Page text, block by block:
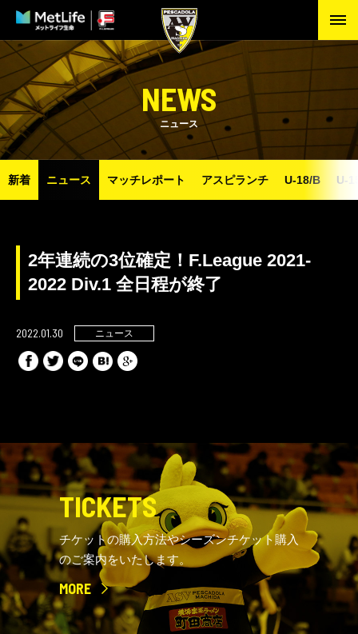
NEWS
ニュース
新着 ニュース マッチレポート アスピランチ U-18/B U-
2年連続の3位確定！F.League 2021-
2022 Div.1 全日程が終了
2022.01.30 ニュース
TICKETS
チケットの購入方法やシーズンチケット購入
のご案内をいたします。
MORE